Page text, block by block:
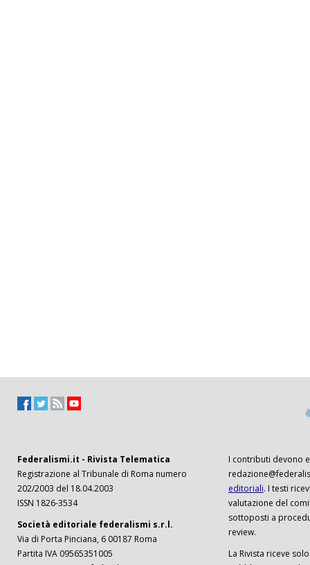
Federalismi.it - Rivista Telematica
Registrazione al Tribunale di Roma numero
202/2003 del 18.04.2003
ISSN 1826-3534
Società editoriale federalismi s.r.l.
Via di Porta Pinciana, 6 00187 Roma
Partita IVA 09565351005
I contributi devono
editoriali. I testi
valutazione del
sottoposti a
review.
La Rivista riceve